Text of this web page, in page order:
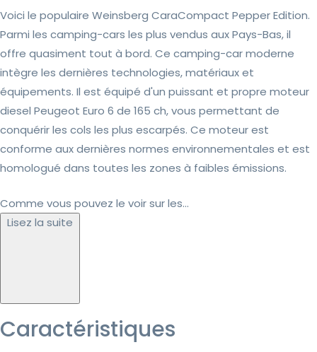
Voici le populaire Weinsberg CaraCompact Pepper Edition.
Parmi les camping-cars les plus vendus aux Pays-Bas, il
offre quasiment tout à bord. Ce camping-car moderne
intègre les dernières technologies, matériaux et
équipements. Il est équipé d'un puissant et propre moteur
diesel Peugeot Euro 6 de 165 ch, vous permettant de
conquérir les cols les plus escarpés. Ce moteur est
conforme aux dernières normes environnementales et est
homologué dans toutes les zones à faibles émissions.
Comme vous pouvez le voir sur les...
Lisez la suite
Caractéristiques